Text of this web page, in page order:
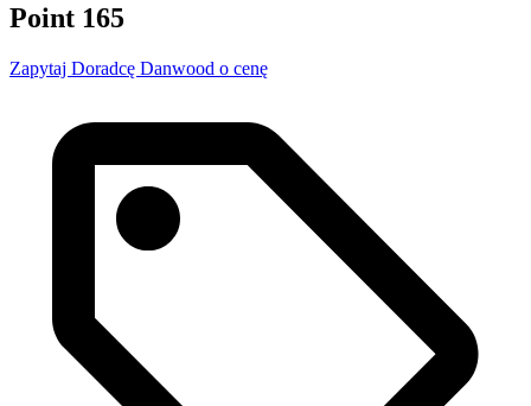
Point 165
Zapytaj Doradcę Danwood o cenę